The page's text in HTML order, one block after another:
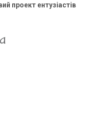
проект ентузіастів